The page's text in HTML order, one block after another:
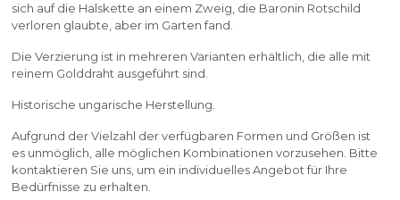
sich auf die Halskette an einem Zweig, die Baronin Rotschild
verloren glaubte, aber im Garten fand.
Die Verzierung ist in mehreren Varianten erhältlich, die alle mit
reinem Golddraht ausgeführt sind.
Historische ungarische Herstellung.
Aufgrund der Vielzahl der verfügbaren Formen und Größen ist
es unmöglich, alle möglichen Kombinationen vorzusehen. Bitte
kontaktieren Sie uns, um ein individuelles Angebot für Ihre
Bedürfnisse zu erhalten.